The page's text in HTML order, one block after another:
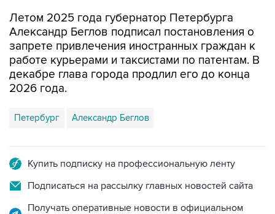
Летом 2025 года губернатор Петербурга
Александр Беглов подписал постановления о
запрете привлечения иностранных граждан к
работе курьерами и таксистами по патентам. В
декабре глава города продлил его до конца
2026 года.
Петербург Александр Беглов
Купить подписку на профессиональную ленту
Подписаться на рассылку главных новостей сайта
Получать оперативные новости в официальном